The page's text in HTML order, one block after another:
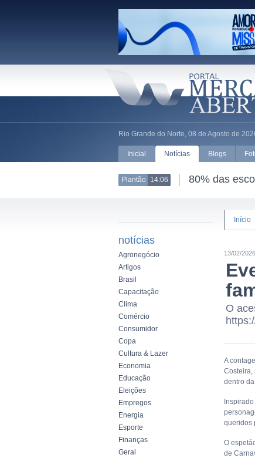
Rio Grande do Norte, 08 de Agosto de
Inicial Notícias Blogs
Plantão 14:06 80% das
notícias
Agronegócio
Artigos
Brasil
Capacitação
Clima
Comércio
Consumidor
Copa
Cultura & Lazer
Economia
Educação
Eleições
Empregos
Energia
Esporte
Finanças
Geral
Início
13/02/
O
A
Costeira,
dentro
queridos
O
de